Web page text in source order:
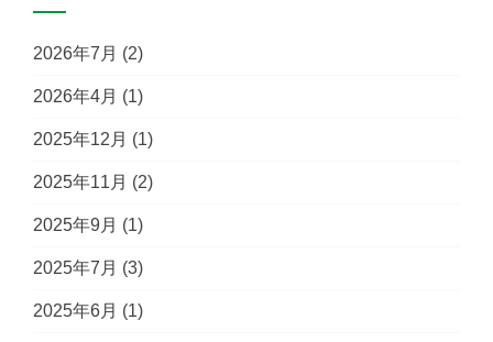
2026年7月 (2)
2026年4月 (1)
2025年12月 (1)
2025年11月 (2)
2025年9月 (1)
2025年7月 (3)
2025年6月 (1)